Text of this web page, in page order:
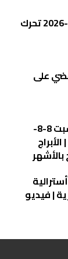
سعر الذهب اليوم الجمعة 7-8-2026 تحرك
على
حظك اليوم توقعات الأبراج السبت 8-8-
الأبراج
بالأشهر
| فيديو